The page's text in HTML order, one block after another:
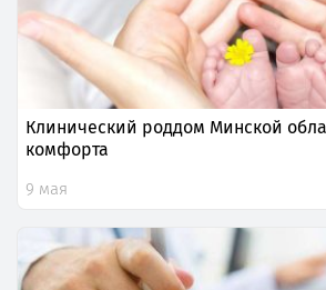
Клинический роддом Минской
комфорта
9 мая